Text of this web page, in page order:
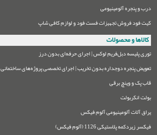
درب و پنجره آلومینیومی
کیت فود فروش تجهیزات فست فود و لوازم کافی شاپ
کالاها و محصولات
توری پلیسه دبل‌فریم لوکس | اجرای حرفه‌ای بدون درز
تعویض پنجره دوجداره بدون تخریب | اجرای تخصصی پروژه‌های ساختمانی
قاب پک و وینچ برقی
بولت انکربولت
یراق آلات آلومینیومی آلوم فیکس
فیکسر زیردکمه پلاستیکی 1126 (آلوم فیکس)